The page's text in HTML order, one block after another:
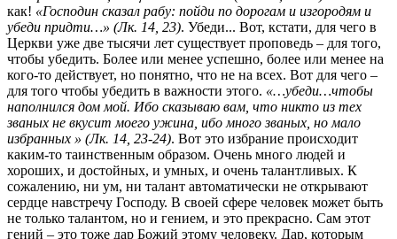
как! «Господин сказал рабу: пойди по дорогам и изгородям и
убеди придти…» (Лк. 14, 23). Убеди... Вот, кстати, для чего в
Церкви уже две тысячи лет существует проповедь – для того,
чтобы убедить. Более или менее успешно, более или менее на
кого-то действует, но понятно, что не на всех. Вот для чего –
для того чтобы убедить в важности этого. «…убеди…чтобы
наполнился дом мой. Ибо сказываю вам, что никто из тех
званых не вкусит моего ужина, ибо много званых, но мало
избранных » (Лк. 14, 23-24). Вот это избрание происходит
каким-то таинственным образом. Очень много людей и
хороших, и достойных, и умных, и очень талантливых. К
сожалению, ни ум, ни талант автоматически не открывают
сердце навстречу Господу. В своей сфере человек может быть
не только талантом, но и гением, и это прекрасно. Сам этот
гений – это тоже дар Божий этому человеку. Дар, которым